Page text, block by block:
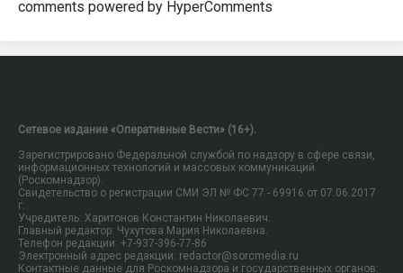
comments powered by HyperComments
Сетевое издание «Оперативные Вести» (16+).
Зарегистрировано Федеральной службой по надзору в сфере связи,
информационных технологий и массовых коммуникаций
(Роскомнадзор).
Свидетельство о регистрации СМИ ЭЛ № ФС 77 - 69916 от 07.06.2017
г.
Учредитель: Харитонов Константин Николаевич.
Главный редактор: Чухутова Мария Николаевна.
Телефон редакции: +7-937-396-77-86
Электронный адрес редакции: redactor@sorcmedia.ru
Контактные данные для Роскомнадзора и государственных органов: